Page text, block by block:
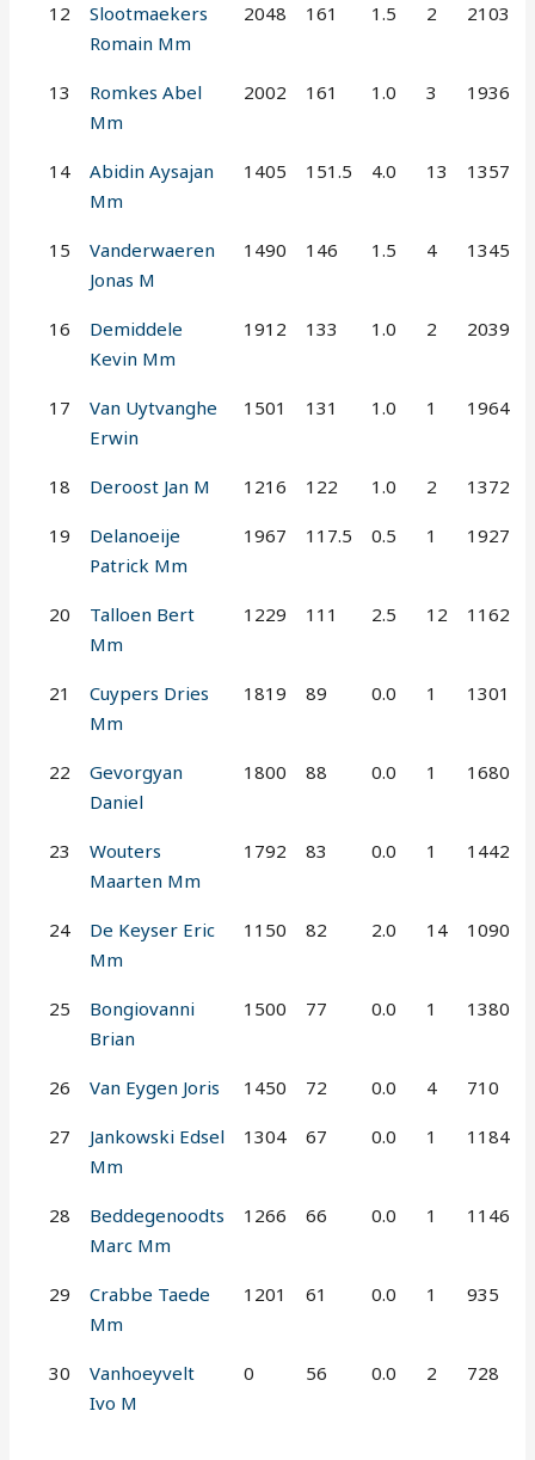
12
Slootmaekers
Romain Mm
2048 161 1.5 2 2103
13
Romkes Abel
Mm
2002 161 1.0 3 1936
14
Abidin Aysajan
Mm
1405 151.5 4.0 13 1357
15
Vanderwaeren
Jonas M
1490 146 1.5 4 1345
16
Demiddele
Kevin Mm
1912 133 1.0 2 2039
17
Van Uytvanghe
Erwin
1501 131 1.0 1 1964
18 Deroost Jan M 1216 122 1.0 2 1372
19
Delanoeije
Patrick Mm
1967 117.5 0.5 1 1927
20
Talloen Bert
Mm
1229 111 2.5 12 1162
21
Cuypers Dries
Mm
1819 89 0.0 1 1301
22
Gevorgyan
Daniel
1800 88 0.0 1 1680
23
Wouters
Maarten Mm
1792 83 0.0 1 1442
24
De Keyser Eric
Mm
1150 82 2.0 14 1090
25
Bongiovanni
Brian
1500 77 0.0 1 1380
26 Van Eygen Joris 1450 72 0.0 4 710
27
Jankowski Edsel
Mm
1304 67 0.0 1 1184
28
Beddegenoodts
Marc Mm
1266 66 0.0 1 1146
29
Crabbe Taede
Mm
1201 61 0.0 1 935
30
Vanhoeyvelt
Ivo M
0 56 0.0 2 728